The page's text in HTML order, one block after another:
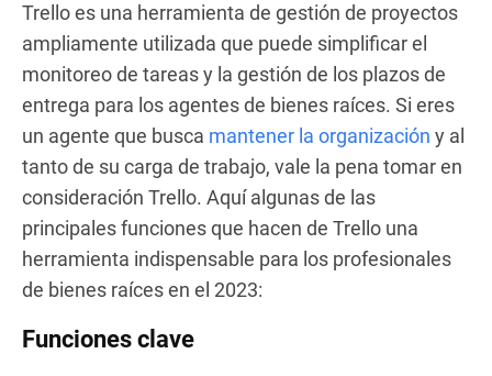
Trello es una herramienta de gestión de proyectos
ampliamente utilizada que puede simplificar el
monitoreo de tareas y la gestión de los plazos de
entrega para los agentes de bienes raíces. Si eres
un agente que busca mantener la organización y al
tanto de su carga de trabajo, vale la pena tomar en
consideración Trello. Aquí algunas de las
principales funciones que hacen de Trello una
herramienta indispensable para los profesionales
de bienes raíces en el 2023:
Funciones clave